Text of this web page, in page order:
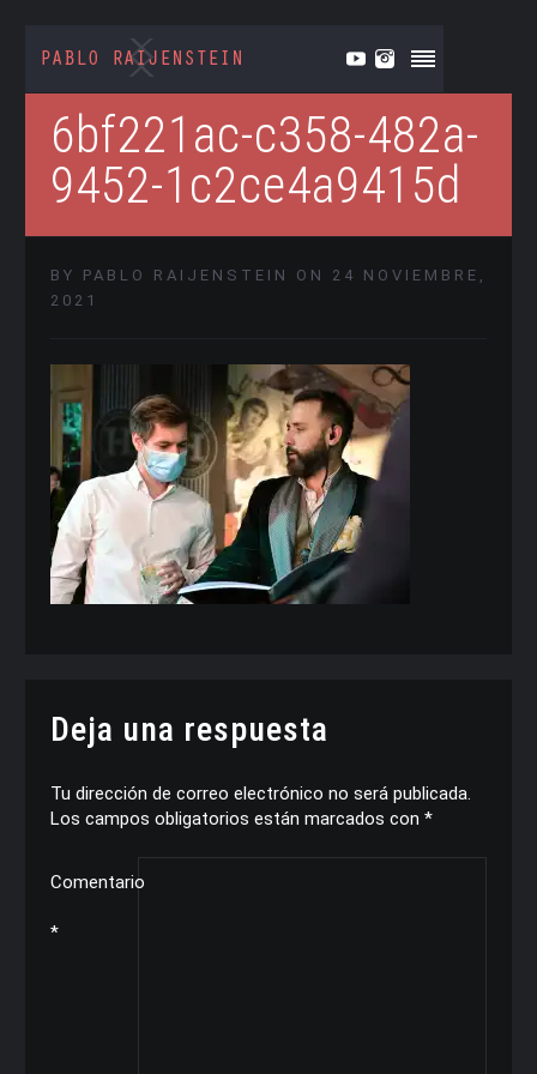
6bf221ac-c358-482a-
9452-1c2ce4a9415d
BY PABLO RAIJENSTEIN ON 24 NOVIEMBRE,
2021
Deja una respuesta
Tu dirección de correo electrónico no será publicada.
Los campos obligatorios están marcados con *
Comentario
*